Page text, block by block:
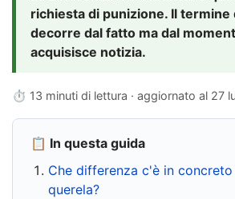
richiesta di punizione. Il termine
decorre dal fatto ma dal
acquisisce notizia.
⏱ 13 minuti di lettura · aggiornato al 27
📋 In questa guida
Che differenza c'è in
querela?